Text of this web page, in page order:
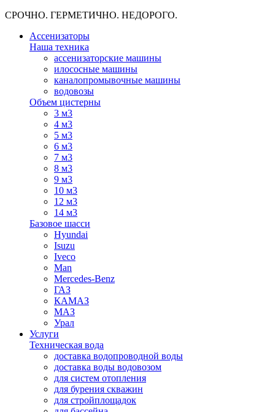
СРОЧНО. ГЕРМЕТИЧНО. НЕДОРОГО.
Ассенизаторы
Наша техника
ассенизаторские машины
илососные машины
каналопромывочные машины
водовозы
Объем цистерны
3 м3
4 м3
5 м3
6 м3
7 м3
8 м3
9 м3
10 м3
12 м3
14 м3
Базовое шасси
Hyundai
Isuzu
Iveco
Man
Mercedes-Benz
ГАЗ
КАМАЗ
МАЗ
Урал
Услуги
Техническая вода
доставка водопроводной воды
доставка воды водовозом
для систем отопления
для бурения скважин
для стройплощадок